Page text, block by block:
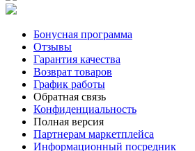
Бонусная программа
Отзывы
Гарантия качества
Возврат товаров
График работы
Обратная связь
Конфиденциальность
Полная версия
Партнерам маркетплейса
Информационный посредник